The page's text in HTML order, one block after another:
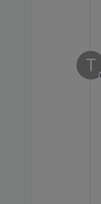
T